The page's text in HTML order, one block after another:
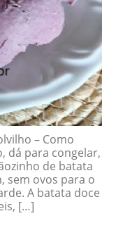
– Como
dá para congelar,
de batata
sem ovos para o
A batata doce
[…]